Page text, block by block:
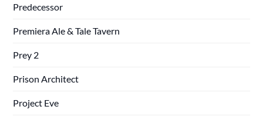
Predecessor
Premiera Ale & Tale Tavern
Prey 2
Prison Architect
Project Eve